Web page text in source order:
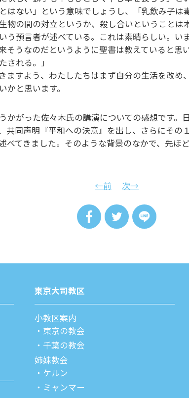
はない」という意味でしょうし、「乳飲み子は
物の間の対立というか、殺し合いということ
う預言者が述べている。これは素晴らしい。い
そうなのだというように聖書は教えていると思
たされる。」
ますよう、わたしたちはまず自分の生活を改め
かと思います。
かがった佐々木氏の講演についての感想です。
共同声明『平和への決意』を出し、さらにその
べてきました。そのような背景のなかで、先ほ
←前 次→
東京⼤司教区
⼩教区案内
東京の教会
千葉の教会
姉妹教会
ケルン
ミャンマー